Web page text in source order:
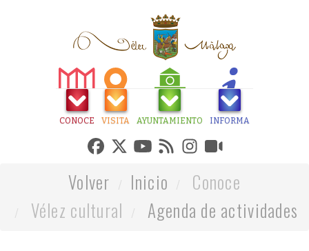
CONOCE VISITA AYUNTAMIENTO INFORMA
Volver Inicio
Conoce
Vélez cultural
Agenda de actividades